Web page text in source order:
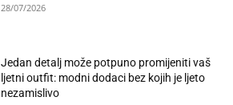
28/07/2026
Jedan detalj može potpuno promijeniti vaš
ljetni outfit: modni dodaci bez kojih je ljeto
nezamislivo